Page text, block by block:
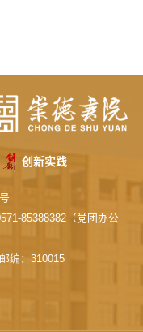
创新实践
85388382（党团办公
编：310015